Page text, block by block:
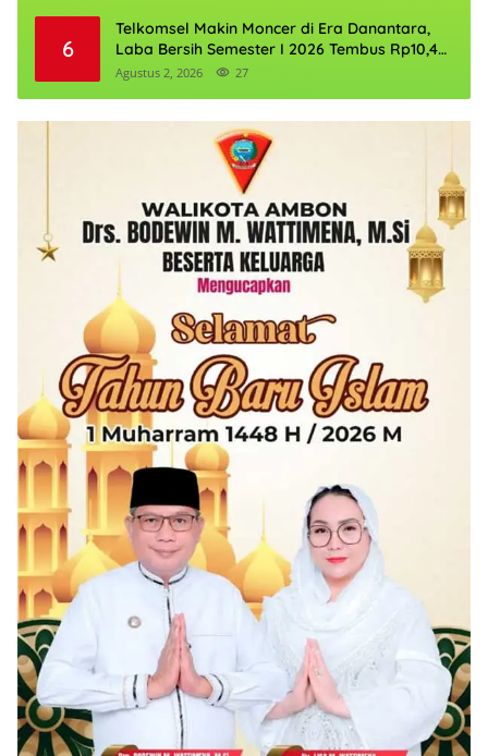
6
Telkomsel Makin Moncer di Era Danantara,
Laba Bersih Semester I 2026 Tembus Rp10,4
Triliun
Agustus 2, 2026 27